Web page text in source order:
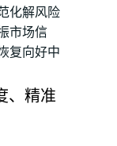
化解风险
市场信
复向好中
、精准